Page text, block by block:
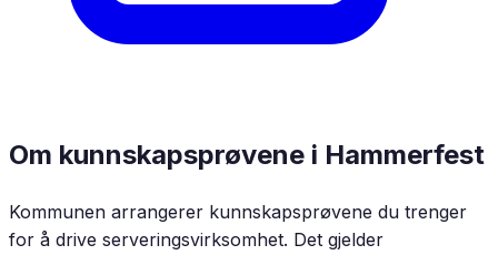
Om kunnskapsprøvene i Hammerfest
Kommunen arrangerer kunnskapsprøvene du trenger
for å drive serveringsvirksomhet. Det gjelder